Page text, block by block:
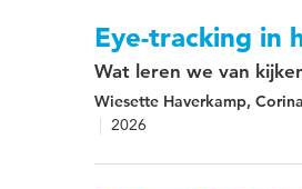
Eye-tracking in
Wat leren we van
Wiesette Haverkamp,
2026